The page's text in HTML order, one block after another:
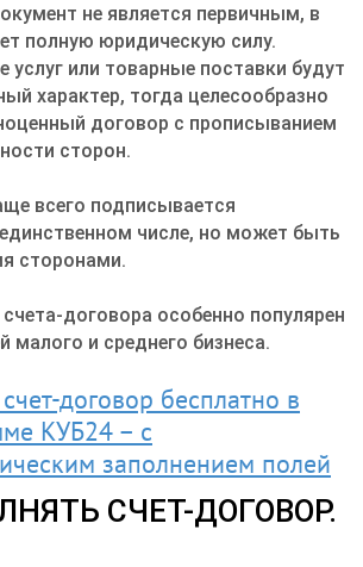
не является первичным, в
полную юридическую силу.
услуг или товарные поставки будут
характер, тогда целесообразно
договор с прописыванием
сторон.
всего подписывается
числе, но может быть
сторонами.
договора особенно популярен
малого и среднего бизнеса.
договор бесплатно в
КУБ24 – с
заполнением полей
СЧЕТ-ДОГОВОР.